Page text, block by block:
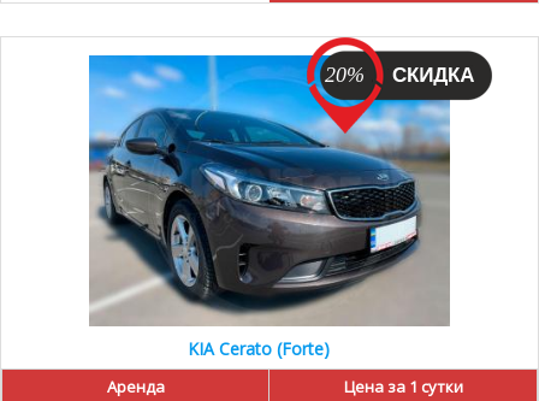
20%
KIA Cerato (Forte)
Аренда Цена за 1 сутки